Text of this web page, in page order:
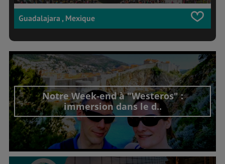
Guadalajara , Mexique
Notre Week-end à "Westeros" :
immersion dans le d..